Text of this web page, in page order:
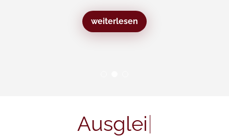
weiterlesen
Ausgleich finde